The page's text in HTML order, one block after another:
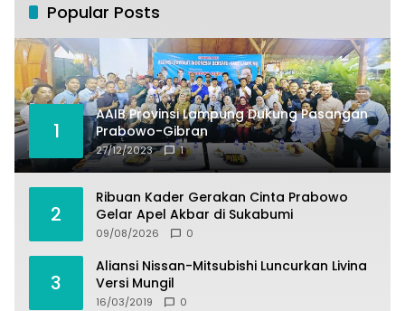
Popular Posts
1
AAIB Provinsi Lampung Dukung Pasangan
Prabowo-Gibran
27/12/2023 1
2
Ribuan Kader Gerakan Cinta Prabowo
Gelar Apel Akbar di Sukabumi
09/08/2026 0
3
Aliansi Nissan-Mitsubishi Luncurkan Livina
Versi Mungil
16/03/2019 0